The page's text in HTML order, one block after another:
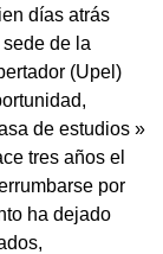
días atrás
de la
(Upel)
de estudios »
tres años el
por
ha dejado